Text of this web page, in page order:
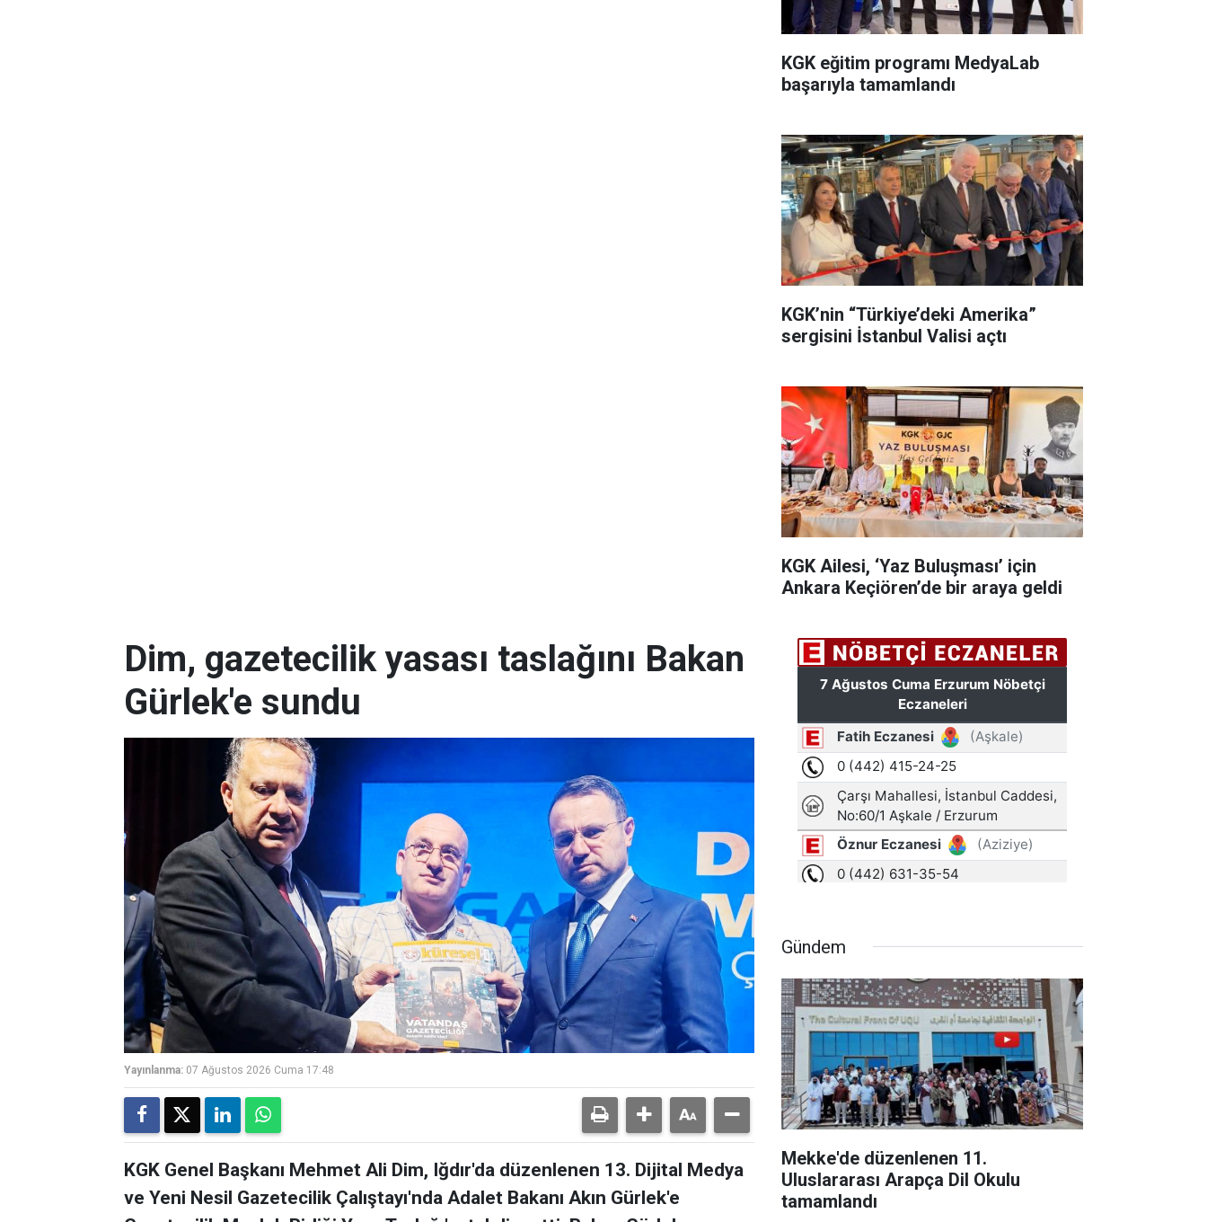
KGK eğitim programı MedyaLab
başarıyla tamamlandı
KGK’nin “Türkiye’deki Amerika”
sergisini İstanbul Valisi açtı
KGK Ailesi, ‘Yaz Buluşması’ için
Ankara Keçiören’de bir araya geldi
Dim, gazetecilik yasası taslağını Bakan
Gürlek'e sundu
Yayınlanma: 07 Ağustos 2026 Cuma 17:48
KGK Genel Başkanı Mehmet Ali Dim, Iğdır'da düzenlenen 13. Dijital Medya
ve Yeni Nesil Gazetecilik Çalıştayı'nda Adalet Bakanı Akın Gürlek'e
Gündem
Mekke'de düzenlenen 11.
Uluslararası Arapça Dil Okulu
tamamlandı